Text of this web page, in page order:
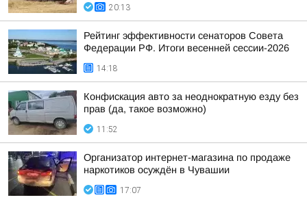
20:13
Рейтинг эффективности сенаторов Совета
Федерации РФ. Итоги весенней сессии-2026
14:18
Конфискация авто за неоднократную езду без
прав (да, такое возможно)
11:52
Организатор интернет-магазина по продаже
наркотиков осуждён в Чувашии
17:07